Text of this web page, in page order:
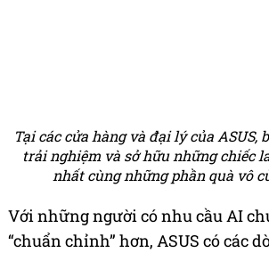
Tại các cửa hàng và đại lý của ASUS,
trải nghiệm và sở hữu những chiếc
nhất cùng những phần quà vô
Với những người có nhu cầu AI
“chuẩn chỉnh” hơn, ASUS có các